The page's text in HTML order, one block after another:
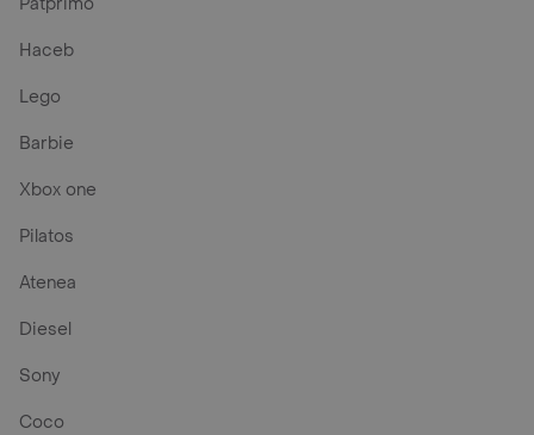
Haceb
Lego
Barbie
Xbox one
Pilatos
Atenea
Diesel
Sony
Coco